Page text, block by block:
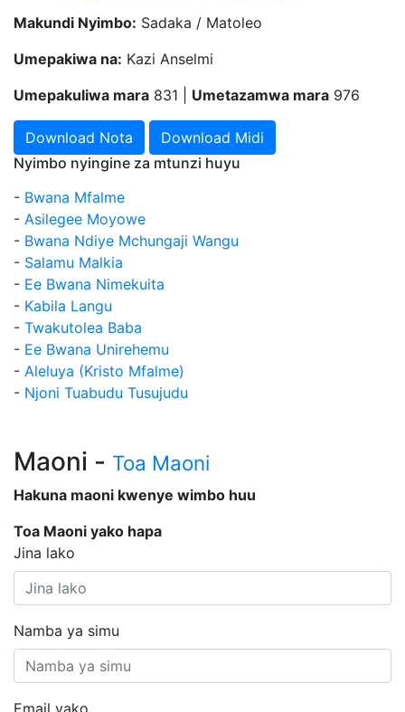
Makundi Nyimbo: Sadaka / Matoleo
Umepakiwa na: Kazi Anselmi
Umepakuliwa mara 831 | Umetazamwa mara 976
Download Nota
Download Midi
Nyimbo nyingine za mtunzi huyu
- Bwana Mfalme
- Asilegee Moyowe
- Bwana Ndiye Mchungaji Wangu
- Salamu Malkia
- Ee Bwana Nimekuita
- Kabila Langu
- Twakutolea Baba
- Ee Bwana Unirehemu
- Aleluya (Kristo Mfalme)
- Njoni Tuabudu Tusujudu
Maoni - Toa Maoni
Hakuna maoni kwenye wimbo huu
Toa Maoni yako hapa
Jina lako
Namba ya simu